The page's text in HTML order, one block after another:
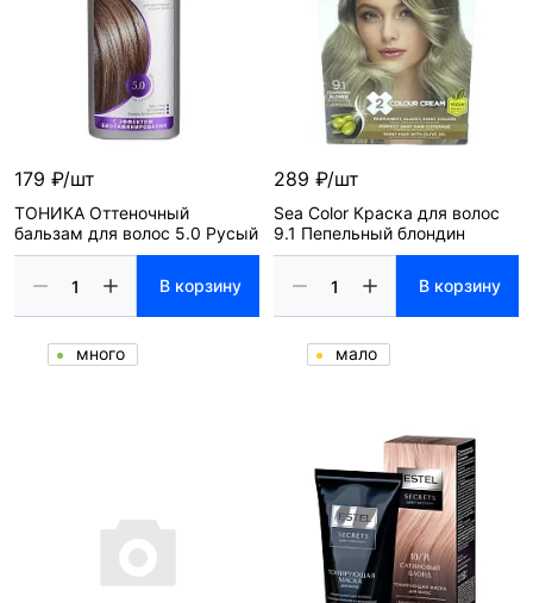
179 ₽/шт
ТОНИКА Оттеночный
бальзам для волос 5.0 Русый
В корзину
много
289 ₽/шт
Sea Color Краска для волос
9.1 Пепельный блондин
В корзину
мало